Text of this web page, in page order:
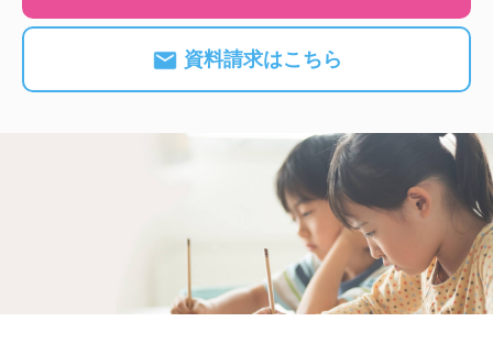
資料請求はこちら